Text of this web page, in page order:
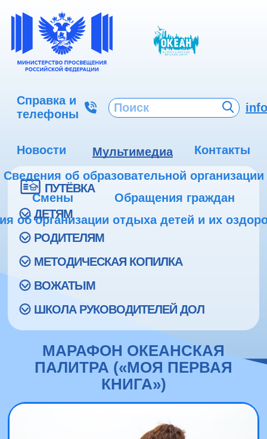
Справка и
телефоны
Новости Мультимедиа
Контакты
Сведения об образовательной организации
Смены
Обращения граждан
об организации отдыха детей и их
ПУТЁВКА
ДЕТЯМ
РОДИТЕЛЯМ
МЕТОДИЧЕСКАЯ КОПИЛКА
ВОЖАТЫМ
ШКОЛА РУКОВОДИТЕЛЕЙ ДОЛ
МАРАФОН ОКЕАНСКАЯ
ПАЛИТРА («МОЯ ПЕРВАЯ
КНИГА»)